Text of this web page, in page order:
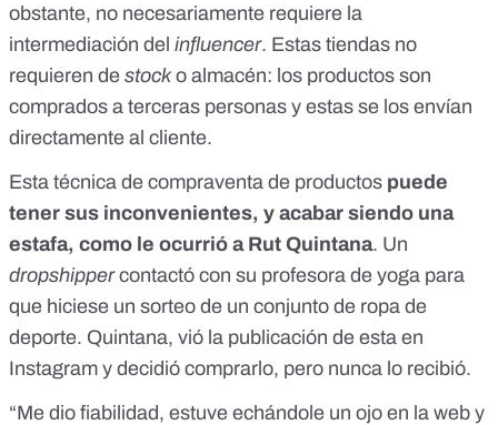
obstante, no necesariamente requiere la
intermediación del influencer. Estas tiendas no
requieren de stocko almacén: los productos son
comprados a terceras personas y estas se los envían
directamente al cliente.
Esta técnica de compraventa de productos puede
tener sus inconvenientes, y acabar siendo una
estafa, como le ocurrió a Rut Quintana. Un
dropshippercontactó con su profesora de yoga para
que hiciese un sorteo de un conjunto de ropa de
deporte. Quintana, vió la publicación de esta en
Instagram y decidió comprarlo, pero nunca lo recibió.
“Me dio fiabilidad, estuve echándole un ojo en la web y